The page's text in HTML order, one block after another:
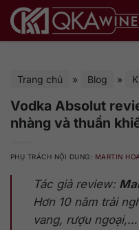
qua
Trang chủ » Blog »
Vodka Absolut
nhàng và thuần
PHỤ TRÁCH NỘI DUNG: MARTIN
Tác giả review:
Hơn 10 năm trải
vang, rượu